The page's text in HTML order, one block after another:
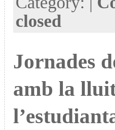
closed
Jornades
amb la